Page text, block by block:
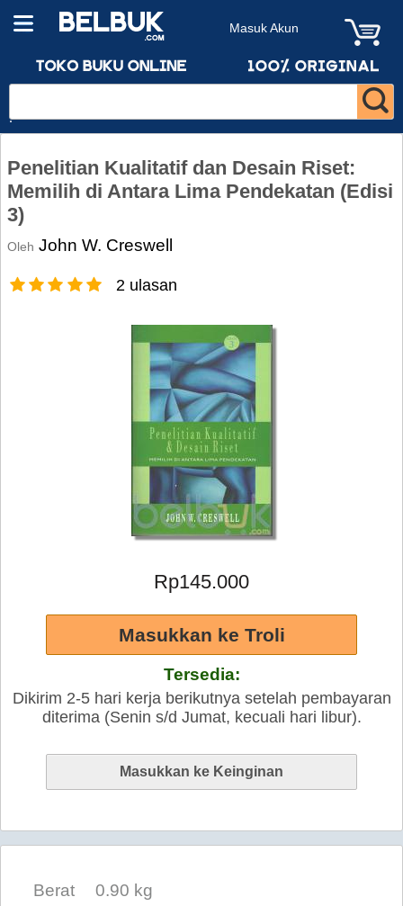
Masuk Akun
Penelitian Kualitatif dan Desain Riset:
Memilih di Antara Lima Pendekatan (Edisi
3)
Oleh John W. Creswell
2 ulasan
Rp145.000
Tersedia:
Dikirim 2-5 hari kerja berikutnya setelah pembayaran
diterima (Senin s/d Jumat, kecuali hari libur).
Berat
0.90 kg